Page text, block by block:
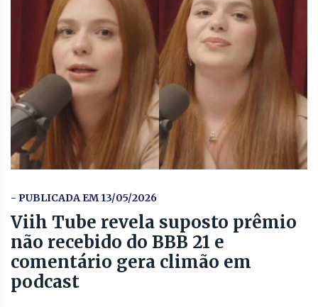
- PUBLICADA EM 13/05/2026
Viih Tube revela suposto prêmio
não recebido do BBB 21 e
comentário gera climão em
podcast